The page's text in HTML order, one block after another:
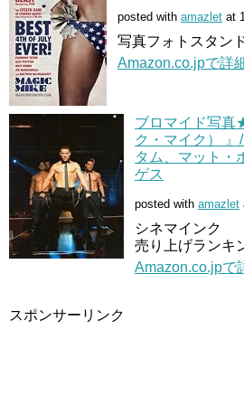
posted with amazlet at
写真フォトスタン
Amazon.co.jpで詳
ブロマイド写真
ク・マイク）
タム、マット・
ゲス
posted with amazlet
シネマインク
売り上げランキ
Amazon.co.jpで
スポンサーリンク